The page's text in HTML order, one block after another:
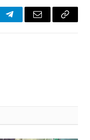
TelegramEmail
Copy